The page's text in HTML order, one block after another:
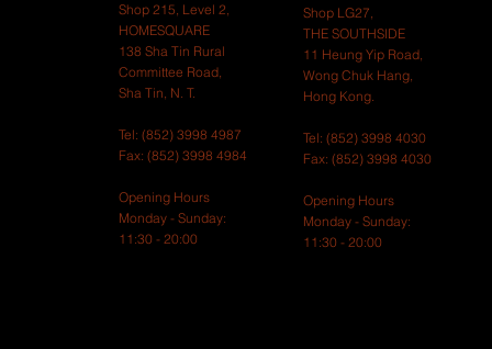
Shop LG27,
THE SOUTHSIDE
11 Heung Yip Road,
Wong Chuk Hang,
Hong Kong. ​
Tel: (852) 3998 4030
Fax: (852) 3998 4030​
Opening Hours
Monday - Sunday:
11:30 - 20:00
Shop 215, Level 2,
HOMESQUARE
138 Sha Tin Rural
Committee Road,
Sha Tin, N. T.
Tel: (852) 3998 4987
Fax: (852) 3998 4984
Opening Hours
Monday - Sunday:
11:30 - 20:00